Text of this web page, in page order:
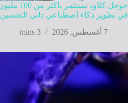
في تطوير ذكاء اصطناعي ذاتي التحسين
7 أغسطس, 2026
3 mins